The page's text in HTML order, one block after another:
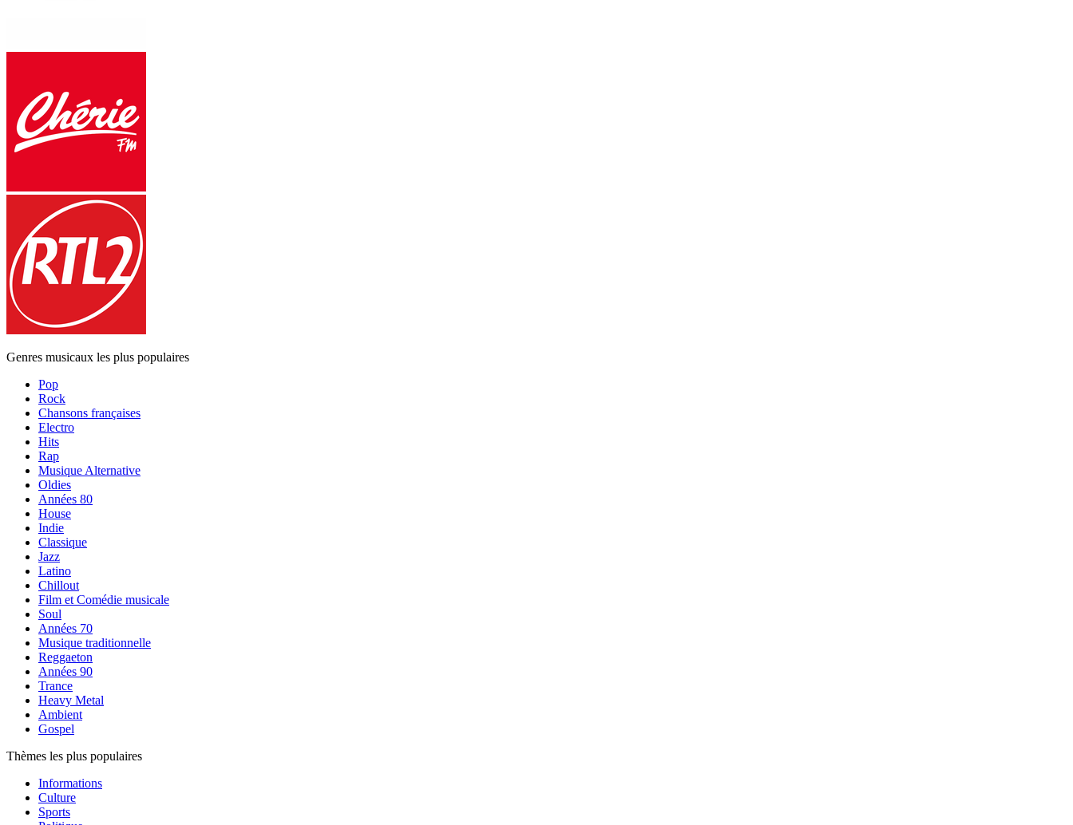
Genres musicaux les plus populaires
Pop
Rock
Chansons françaises
Electro
Hits
Rap
Musique Alternative
Oldies
Années 80
House
Indie
Classique
Jazz
Latino
Chillout
Film et Comédie musicale
Soul
Années 70
Musique traditionnelle
Reggaeton
Années 90
Trance
Heavy Metal
Ambient
Gospel
Thèmes les plus populaires
Informations
Culture
Sports